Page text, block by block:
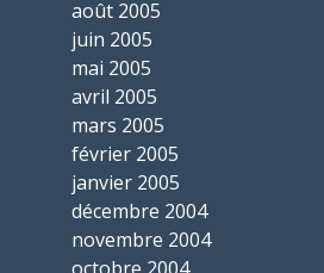
août 2005
juin 2005
mai 2005
avril 2005
mars 2005
février 2005
janvier 2005
décembre 2004
novembre 2004